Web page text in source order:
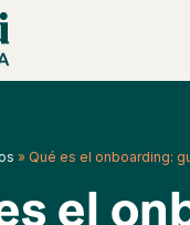
» Qué es el onboarding:
el